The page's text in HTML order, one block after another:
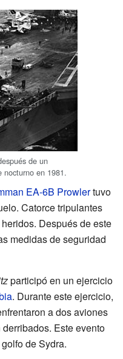
de un
nocturno en 1981.
EA-6B Prowlertuvo
Catorce tripulantes
Después de este
medidas de seguridad
participó en un ejercicio
. Durante este ejercicio,
a dos aviones
Este evento
de Sydra.